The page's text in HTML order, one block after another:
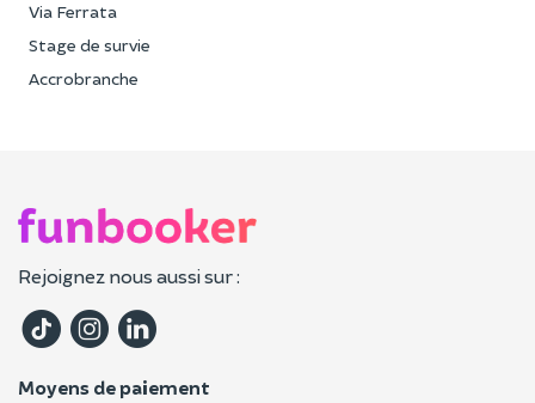
Via Ferrata
Stage de survie
Accrobranche
Rejoignez nous aussi sur :
Moyens de paiement